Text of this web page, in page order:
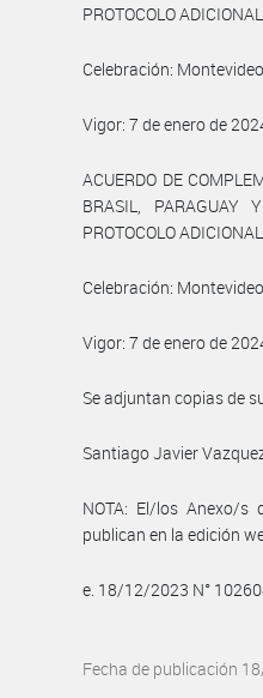
PROTOCOLO
Celebración:
Vigor: 7 de enero de
ACUERDO DE
BRASIL, PARAGUAY
PROTOCOLO
Celebración:
Vigor: 7 de enero de
Se adjuntan copias de
Santiago Javier
NOTA: El/los Anexo/s
publican en la edición
e. 18/12/2023 N°
Fecha de publicación